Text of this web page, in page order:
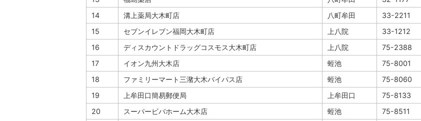
14
溝上薬局大木町店 八町牟田
33-2211
15
セブンイレブン福岡大木町店 上八院
33-1212
16
ディスカウントドラッグコスモス大木町店 上八院
75-2388
17
イオン九州大木店 蛭池
75-8001
18
ファミリーマート三潴大木バイパス店 蛭池
75-8060
19
上牟田口簡易郵便局 上牟田口
75-8133
20
スーパービバホーム大木店 蛭池
75-8511